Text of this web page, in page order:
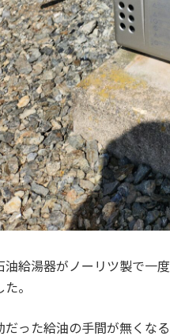
油給湯器がノーリツ製で一
。
だった給油の手間が無くな